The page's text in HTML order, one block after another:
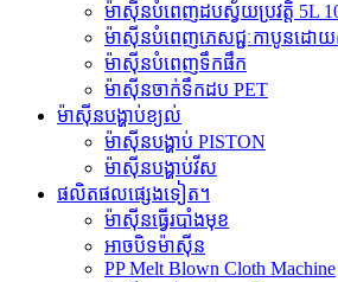
ម៉ាស៊ីនបំពេញដបស្វ័យប្រវត្តិ 5L
ម៉ាស៊ីនបំពេញភេសជ្ជៈកាបូនដោយស្
ម៉ាស៊ីនបំពេញទឹកផឹក
ម៉ាស៊ីនចាក់ទឹកដប PET
ម៉ាស៊ីនបង្ហាប់ខ្យល់
ម៉ាស៊ីនបង្ហាប់ PISTON
ម៉ាស៊ីនបង្ហាប់វីស
ផលិតផលផ្សេងទៀត។
ម៉ាស៊ីនធ្វើរបាំងមុខ
អាចបិទម៉ាស៊ីន
PP Melt Blown Cloth Machine